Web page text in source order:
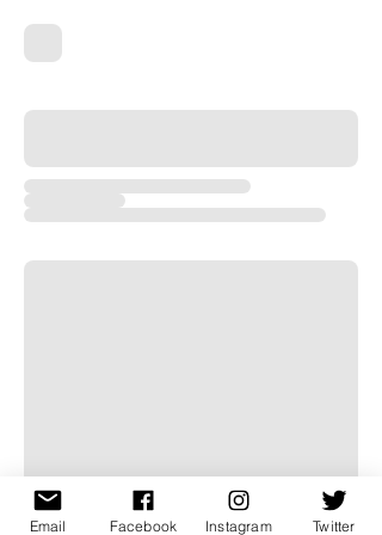
Email Facebook Instagram Twitter